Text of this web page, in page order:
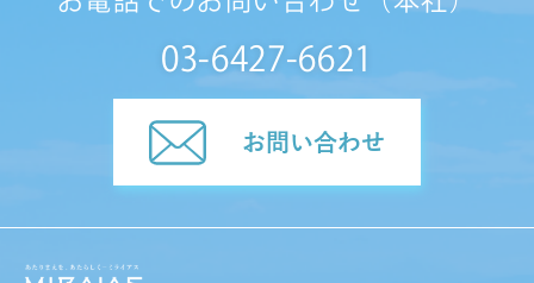
03-6427-6621
お問い合わせ